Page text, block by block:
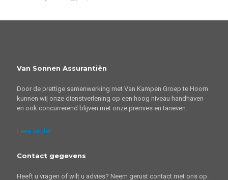
Van Sonnen Assurantiën
Door de prettige samenwerking met Van Kampen Groep te Hoorn
kunnen wij onze dienstverlening op een hoog niveau handhaven
en ook concurrerend blijven met onze premies en tarieven.
Lees verder
Contact gegevens
Heeft u vragen of wilt u advies? Neem gerust contact met ons op.